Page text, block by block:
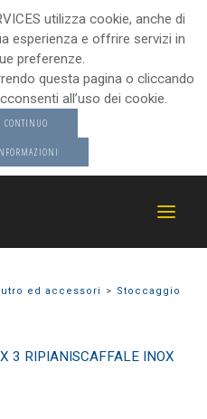
utilizza cookie, anche di
esperienza e offrire servizi in
preferenze.
questa pagina o cliccando
all’uso dei cookie.
CONTINUO
ed accessori
Stoccaggio
3 RIPIANISCAFFALE INOX